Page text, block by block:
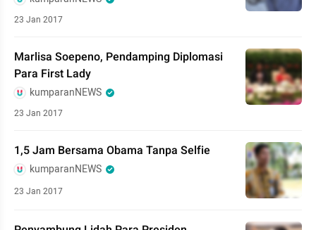
23 Jan 2017
Marlisa Soepeno, Pendamping Diplomasi
Para First Lady
kumparanNEWS
23 Jan 2017
1,5 Jam Bersama Obama Tanpa Selfie
kumparanNEWS
23 Jan 2017